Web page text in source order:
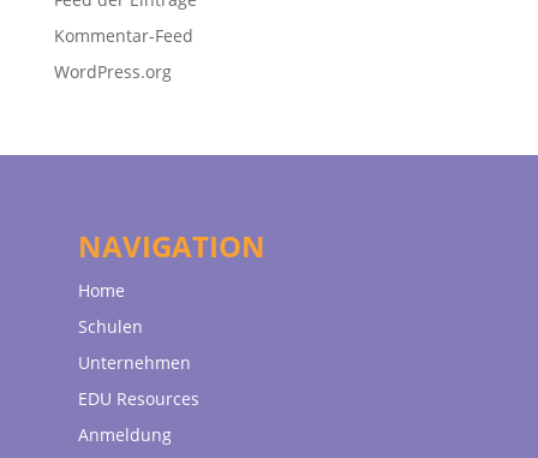
Kommentar-Feed
WordPress.org
NAVIGATION
Home
Schulen
Unternehmen
EDU Resources
Anmeldung